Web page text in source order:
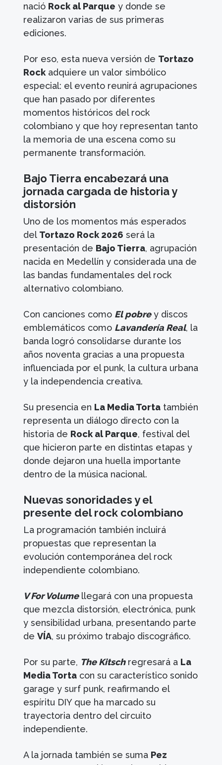
nació Rock al Parque y donde se
realizaron varias de sus primeras
ediciones.
Por eso, esta nueva versión de Tortazo
Rock adquiere un valor simbólico
especial: el evento reunirá agrupaciones
que han pasado por diferentes
momentos históricos del rock
colombiano y que hoy representan tanto
la memoria de una escena como su
permanente transformación.
Bajo Tierra encabezará una
jornada cargada de historia y
distorsión
Uno de los momentos más esperados
del Tortazo Rock 2026 será la
presentación de Bajo Tierra, agrupación
nacida en Medellín y considerada una de
las bandas fundamentales del rock
alternativo colombiano.
Con canciones como El pobrey discos
emblemáticos como Lavandería Real, la
banda logró consolidarse durante los
años noventa gracias a una propuesta
influenciada por el punk, la cultura urbana
y la independencia creativa.
Su presencia en La Media Torta también
representa un diálogo directo con la
historia de Rock al Parque, festival del
que hicieron parte en distintas etapas y
donde dejaron una huella importante
dentro de la música nacional.
Nuevas sonoridades y el
presente del rock colombiano
La programación también incluirá
propuestas que representan la
evolución contemporánea del rock
independiente colombiano.
V For Volumellegará con una propuesta
que mezcla distorsión, electrónica, punk
y sensibilidad urbana, presentando parte
deVÍA, su próximo trabajo discográfico.
Por su parte, The Kitschregresará a La
Media Torta con su característico sonido
garage y surf punk, reafirmando el
espíritu DIY que ha marcado su
trayectoria dentro del circuito
independiente.
A la jornada también se suma Pez